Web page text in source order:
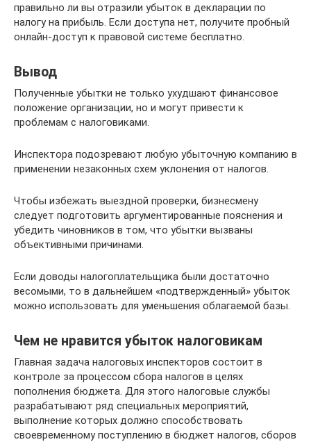
правильно ли вы отразили убыток в декларации по
налогу на прибыль. Если доступа нет, получите пробный
онлайн-доступ к правовой системе бесплатно.
Вывод
Полученные убытки не только ухудшают финансовое
положение организации, но и могут привести к
проблемам с налоговиками.
Инспектора подозревают любую убыточную компанию в
применении незаконных схем уклонения от налогов.
Чтобы избежать выездной проверки, бизнесмену
следует подготовить аргументированные пояснения и
убедить чиновников в том, что убытки вызваны
объективными причинами.
Если доводы налогоплательщика были достаточно
весомыми, то в дальнейшем «подтвержденный» убыток
можно использовать для уменьшения облагаемой базы.
Чем не нравится убыток налоговикам
Главная задача налоговых инспекторов состоит в
контроле за процессом сбора налогов в целях
пополнения бюджета. Для этого налоговые службы
разрабатывают ряд специальных мероприятий,
выполнение которых должно способствовать
своевременному поступлению в бюджет налогов, сборов